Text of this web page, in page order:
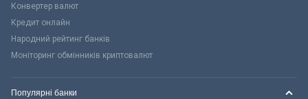
Конвертер валют
Кредит онлайн
Народний рейтинг банків
Моніторинг обмінників криптовалют
Популярні банки